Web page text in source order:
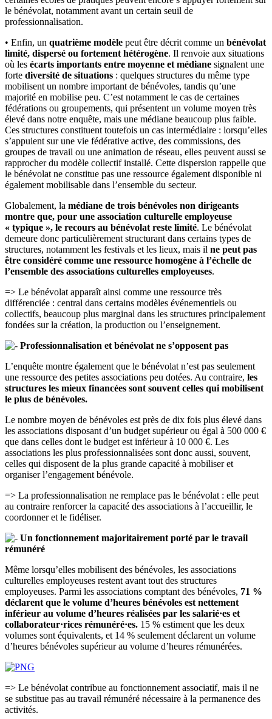
le bénévolat, notamment avant un certain seuil de
professionnalisation.
• Enfin, un quatrième modèle peut être décrit comme un bénévolat
limité, dispersé ou fortement hétérogène. Il renvoie aux situations
où les écarts importants entre moyenne et médiane signalent une
forte diversité de situations : quelques structures du même type
mobilisent un nombre important de bénévoles, tandis qu’une
majorité en mobilise peu. C’est notamment le cas de certaines
fédérations ou groupements, qui présentent un volume moyen très
élevé dans notre enquête, mais une médiane beaucoup plus faible.
Ces structures constituent toutefois un cas intermédiaire : lorsqu’elles
s’appuient sur une vie fédérative active, des commissions, des
groupes de travail ou une animation de réseau, elles peuvent aussi se
rapprocher du modèle collectif installé. Cette dispersion rappelle que
le bénévolat ne constitue pas une ressource également disponible ni
également mobilisable dans l’ensemble du secteur.
Globalement, la médiane de trois bénévoles non dirigeants
montre que, pour une association culturelle employeuse
« typique », le recours au bénévolat reste limité. Le bénévolat
demeure donc particulièrement structurant dans certains types de
structures, notamment les festivals et les lieux, mais il ne peut pas
être considéré comme une ressource homogène à l’échelle de
l’ensemble des associations culturelles employeuses.
=> Le bénévolat apparaît ainsi comme une ressource très
différenciée : central dans certains modèles événementiels ou
collectifs, beaucoup plus marginal dans les structures principalement
fondées sur la création, la production ou l’enseignement.
Professionnalisation et bénévolat ne s’opposent pas
L’enquête montre également que le bénévolat n’est pas seulement
une ressource des petites associations peu dotées. Au contraire, les
structures les mieux financées sont souvent celles qui mobilisent
le plus de bénévoles.
Le nombre moyen de bénévoles est près de dix fois plus élevé dans
les associations disposant d’un budget supérieur ou égal à 500 000 €
que dans celles dont le budget est inférieur à 10 000 €. Les
associations les plus professionnalisées sont donc aussi, souvent,
celles qui disposent de la plus grande capacité à mobiliser et
organiser l’engagement bénévole.
=> La professionnalisation ne remplace pas le bénévolat : elle peut
au contraire renforcer la capacité des associations à l’accueillir, le
coordonner et le fidéliser.
Un fonctionnement majoritairement porté par le travail
rémunéré
Même lorsqu’elles mobilisent des bénévoles, les associations
culturelles employeuses restent avant tout des structures
employeuses. Parmi les associations comptant des bénévoles, 71 %
déclarent que le volume d’heures bénévoles est nettement
inférieur au volume d’heures réalisées par les salarié·es et
collaborateur·rices rémunéré·es. 15 % estiment que les deux
volumes sont équivalents, et 14 % seulement déclarent un volume
d’heures bénévoles supérieur au volume d’heures rémunérées.
=> Le bénévolat contribue au fonctionnement associatif, mais il ne
se substitue pas au travail rémunéré nécessaire à la permanence des
activités.